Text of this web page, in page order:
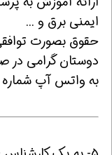
ایمنی برق و ...
حقوق بصورت
دوستان گرامی در
به واتس آپ شماره